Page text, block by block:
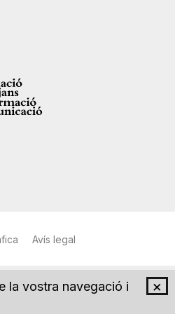
×
la vostra navegació i
Avís legal